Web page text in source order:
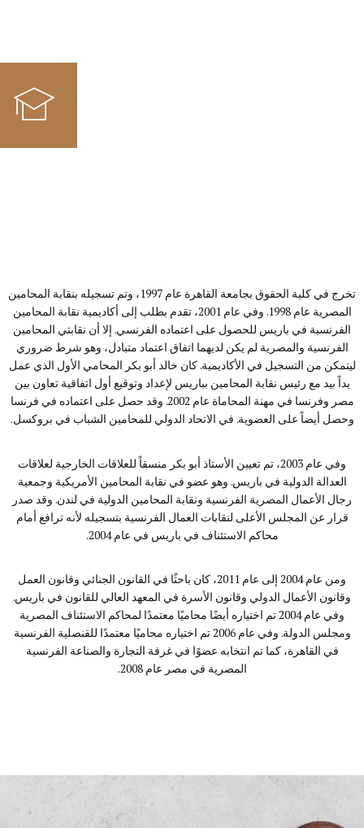
تخرج في كلية الحقوق بجامعة القاهرة عام 1997، وتم تسجيله بنقابة المحامين
المصرية عام 1998. وفي عام 2001، تقدم بطلب إلى أكاديمية نقابة المحامين
الفرنسية في باريس للحصول على اعتماده الفرنسي. إلا أن نقابتي المحامين
الفرنسية والمصرية لم يكن لديهما اتفاق اعتماد متبادل، وهو شرط ضروري
ليتمكن من التسجيل في الأكاديمية. كان خالد أبو بكر المحامي الأول الذي عمل
يداً بيد مع رئيس نقابة المحامين بباريس لإعداد وتوقيع أول اتفاقية تعاون بين
مصر وفرنسا في مهنة المحاماة عام 2002. وقد حصل على اعتماده في فرنسا
وحصل أيضاً على العضوية. في الاتحاد الدولي للمحامين الشباب في بروكسل.
وفي عام 2003، تم تعيين الأستاذ أبو بكر منسقاً للعلاقات الخارجية لعلاقات
العدالة الدولية في باريس. وهو عضو في نقابة المحامين الأمريكية وجمعية
رجال الأعمال المصرية الفرنسية ونقابة المحامين الدولية في لندن. وقد صدر
قرار عن المجلس الأعلى لنقابات العمال الفرنسية بتسجيله لأنه ترافع أمام
محاكم الاستئناف في باريس في عام 2004.
ومن عام 2004 إلى عام 2011، كان باحثًا في القانون الجنائي وقانون العمل
وقانون الأعمال الدولي وقانون الأسرة في المعهد العالي للقانون في باريس.
وفي عام 2004 تم اختياره أيضًا محاميًا معتمدًا لمحاكم الاستئناف المصرية
ومجلس الدولة. وفي عام 2006 تم اختياره محاميًا معتمدًا للقنصلية الفرنسية
في القاهرة، كما تم انتخابه عضوًا في غرفة التجارة والصناعة الفرنسية
المصرية في مصر عام 2008.